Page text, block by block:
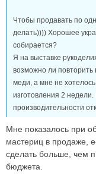
Чтобы продавать по
делать)))) Хорошее
собирается?
Я на выставке
возможно ли повторить
меди, а мне не
изготовления 2
производительности
Мне показалось при
мастериц в продаже,
сделать больше, чем
бюджета.